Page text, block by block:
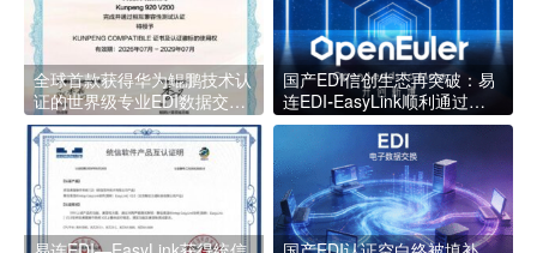
全球首款获得华为鲲鹏技术认
证的世界级专业EDI数据交换
软件
国产EDI信创生态再突破：易
连EDI-EasyLink顺利通过
openEuler官方兼容性技术测